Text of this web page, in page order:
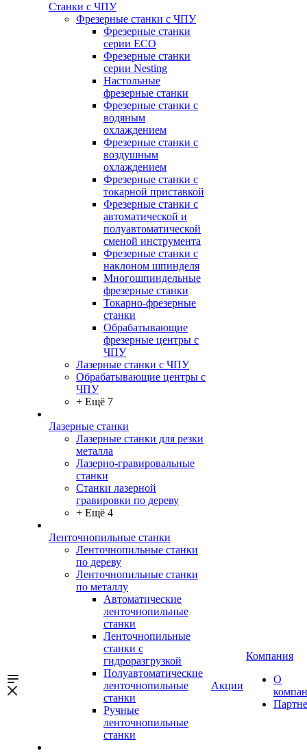
Станки с ЧПУ
Фрезерные станки с ЧПУ
Фрезерные станки
серии ECO
Фрезерные станки
серии Nesting
Настольные
фрезерные станки
Фрезерные станки с
водяным
охлаждением
Фрезерные станки с
воздушным
охлаждением
Фрезерные станки с
токарной приставкой
Фрезерные станки с
автоматической и
полуавтоматической
сменой инструмента
Фрезерные станки с
наклоном шпинделя
Многошпиндельные
фрезерные станки
Токарно-фрезерные
станки
Обрабатывающие
фрезерные центры с
ЧПУ
Лазерные станки с ЧПУ
Обрабатывающие центры с
ЧПУ
+ Ещё 7
Лазерные станки
Лазерные станки для резки
металла
Лазерно-гравировальные
станки
Станки лазерной
гравировки по дереву
+ Ещё 4
Ленточнопильные станки
Ленточнопильные станки
по дереву
Ленточнопильные станки
по металлу
Автоматические
ленточнопильные
станки
Ленточнопильные
станки с
гидроразгрузкой
Полуавтоматические
ленточнопильные
станки
Ручные
ленточнопильные
станки
Акции
Компания
О